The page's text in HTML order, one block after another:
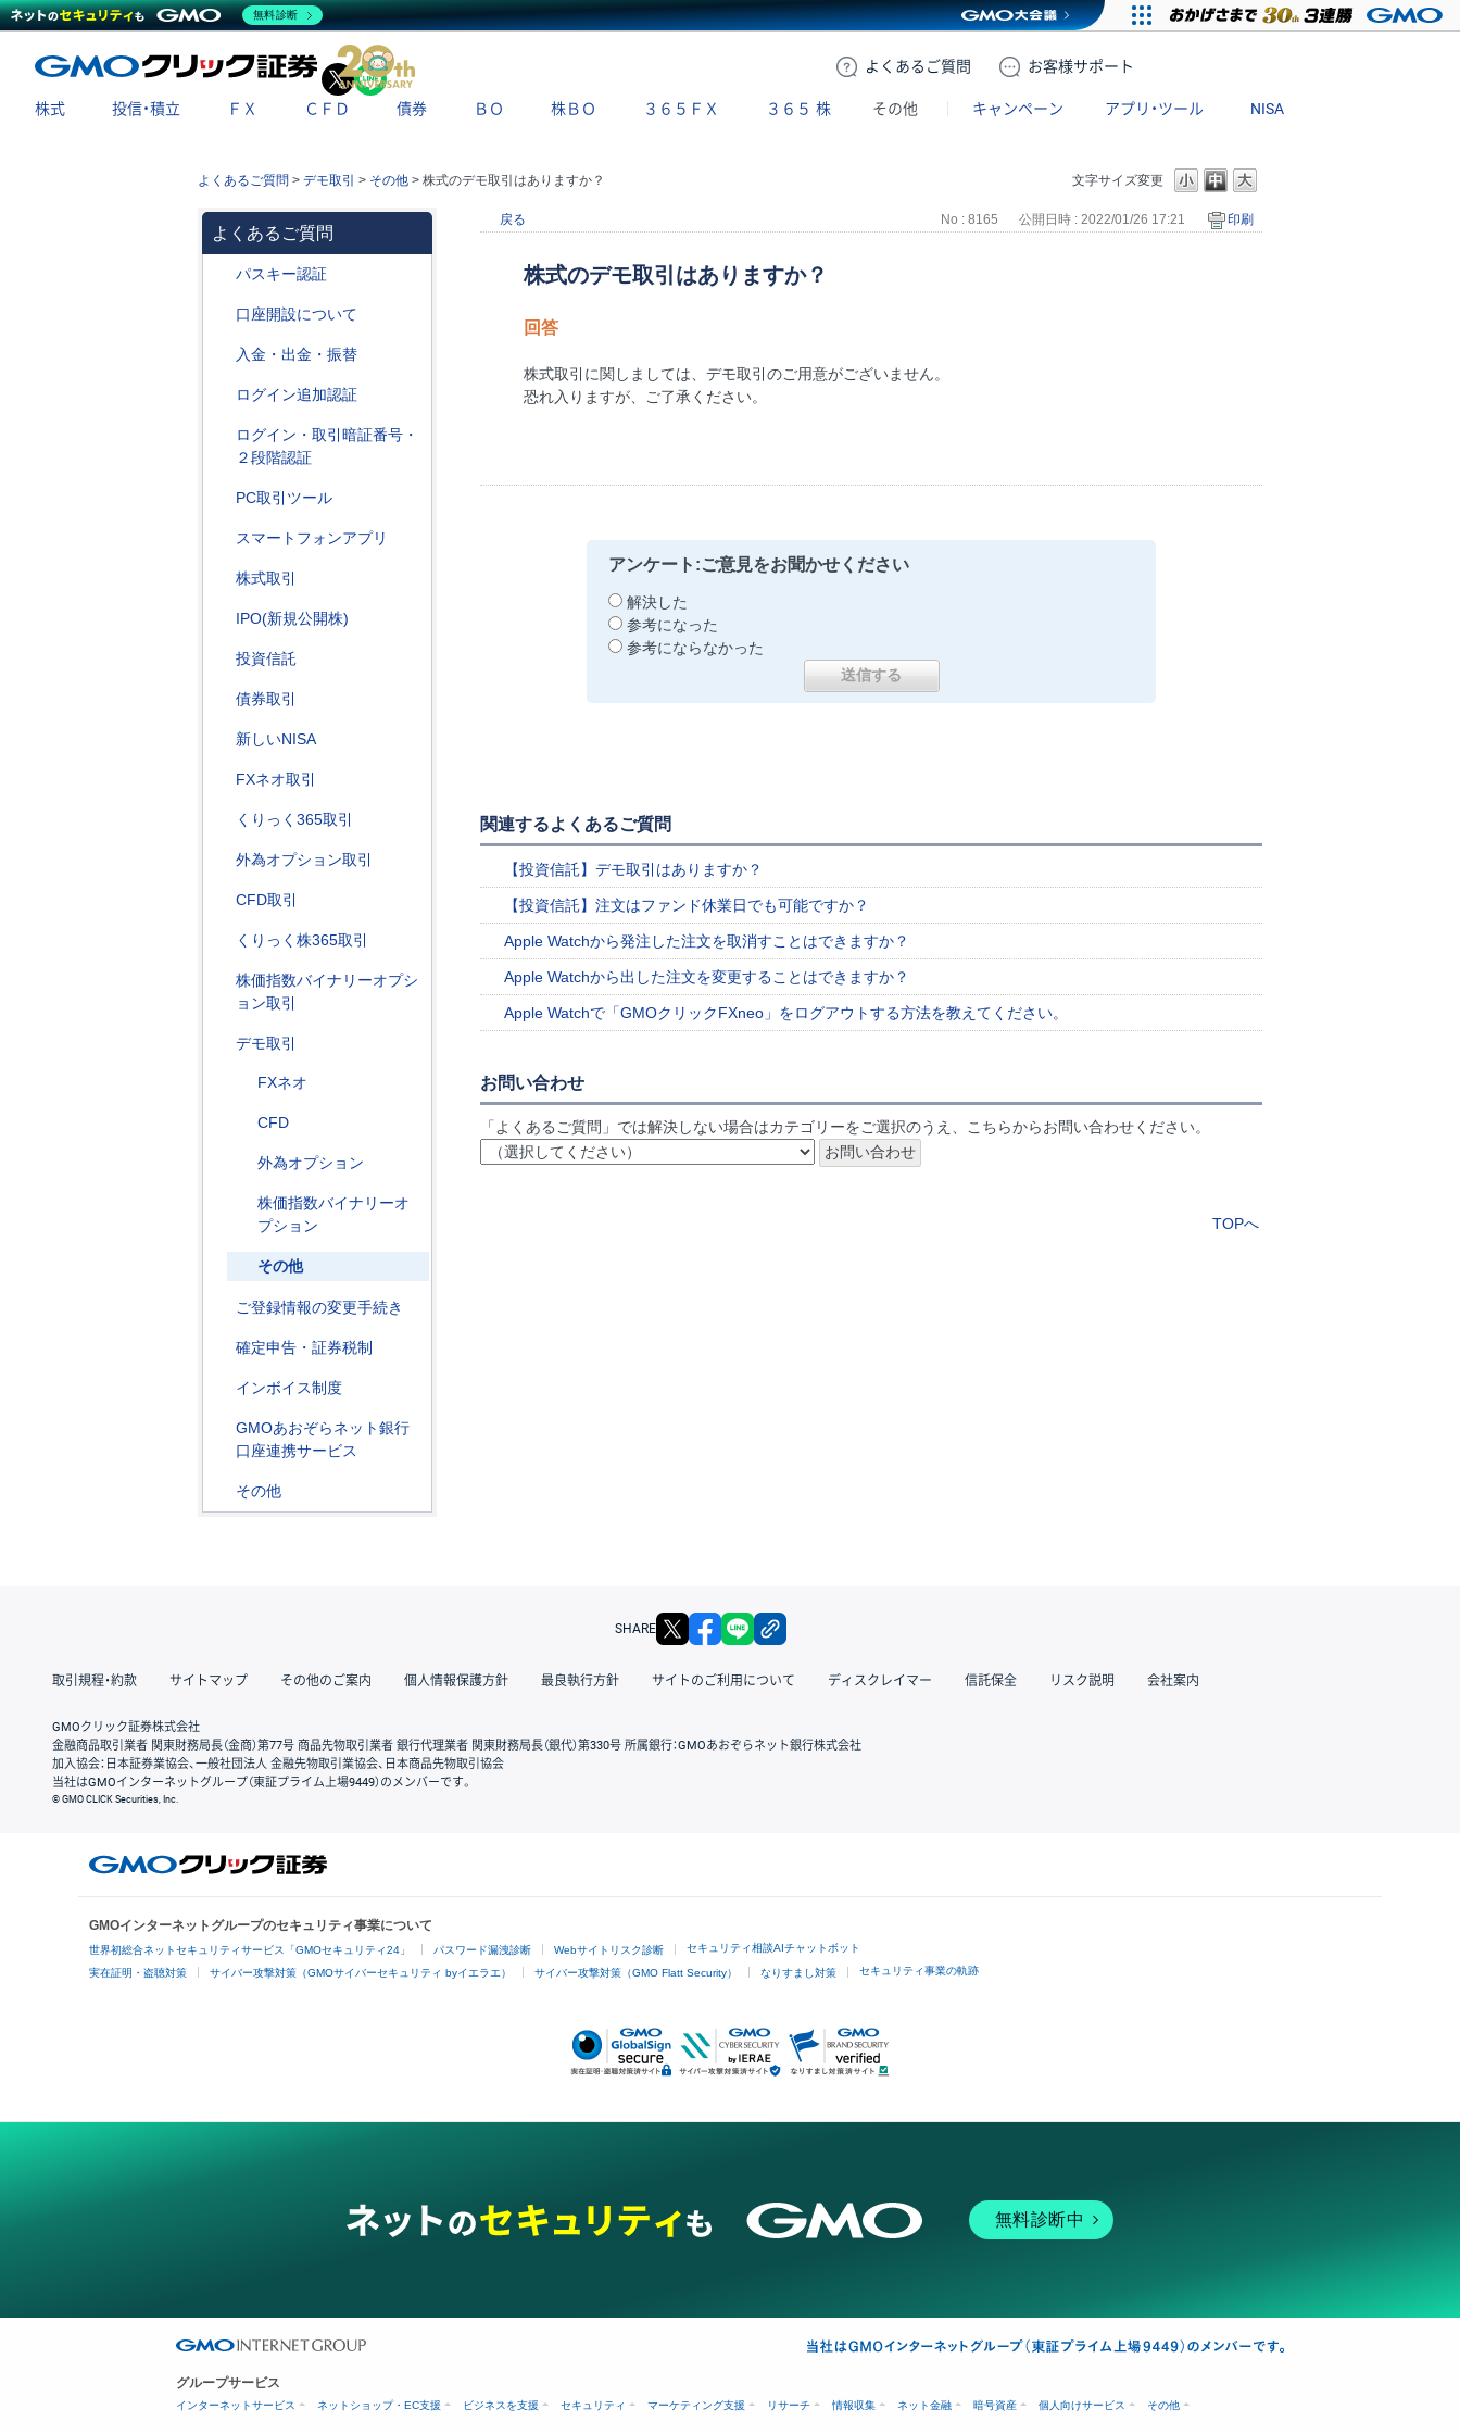
よくある ご質問 お客様サポート
X
株式 投信・積立 ＦＸ ＣＦＤ 債券 ＢＯ 株ＢＯ ３６５ＦＸ ３６５ 株 その他 キャンペーン アプリ・ツール NISA
文字サイズ変更
よくあるご質問 > デモ取引 > その他 > 株式のデモ取引はありますか？
よくあるご質問
パスキー認証
口座開設について
入金・出金・振替
ログイン追加認証
ログイン・取引暗証番号・
２段階認証
PC取引ツール
スマートフォンアプリ
株式取引
IPO(新規公開株)
投資信託
債券取引
新しいNISA
FXネオ取引
くりっく365取引
外為オプション取引
CFD取引
くりっく株365取引
株価指数バイナリーオプシ
ョン取引
デモ取引
FXネオ
CFD
外為オプション
株価指数バイナリーオ
プション
その他
ご登録情報の変更手続き
確定申告・証券税制
インボイス制度
GMOあおぞらネット銀行
口座連携サービス
その他
戻る No : 8165 公開日時 : 2022/01/26 17:21 印刷
株式のデモ取引はありますか？
回答
株式取引に関しましては、デモ取引のご用意がございません。
恐れ入りますが、ご了承ください。
アンケート:ご意見をお聞かせください
解決した
参考になった
参考にならなかった
関連するよくあるご質問
【投資信託】デモ取引はありますか？
【投資信託】注文はファンド休業日でも可能ですか？
Apple Watchから発注した注文を取消すことはできますか？
Apple Watchから出した注文を変更することはできますか？
Apple Watchで「GMOクリックFXneo」をログアウトする方法を教えてください。
お問い合わせ
「よくあるご質問」では解決しない場合はカテゴリーをご選択のうえ、こちらからお問い合わせください。
TOPへ
SHARE X facebook
取引規程・約款 サイトマップ その他のご案内 個人情報保護方針 最良執行方針 サイトのご利用について ディスクレイマー 信託保全 リスク説明 会社案内
GMOクリック証券株式会社
金融商品取引業者 関東財務局長（金商）第77号 商品先物取引業者 銀行代理業者 関東財務局長（銀代）第330号 所属銀行：GMOあおぞらネット銀行株式会社
加入協会：日本証券業協会、一般社団法人 金融先物取引業協会、日本商品先物取引協会
当社はGMOインターネットグループ（東証プライム上場9449）のメンバーです。
© GMO CLICK Securities, Inc.
GMOインターネットグループのセキュリティ事業について
世界初総合ネットセキュリティサービス「GMOセキュリティ24」 パスワード漏洩診断 Webサイトリスク診断 セキュリティ相談AIチャットボット
実在証明・盗聴対策 サイバー攻撃対策（GMOサイバーセキュリティ byイエラエ） サイバー攻撃対策（GMO Flatt Security） なりすまし対策 セキュリティ事業の軌跡
無料診断中
グループサービス
インターネットサービス ネットショップ・EC支援 ビジネスを支援 セキュリティ マーケティング支援 リサーチ 情報収集 ネット金融 暗号資産 個人向けサービス その他
無料診断